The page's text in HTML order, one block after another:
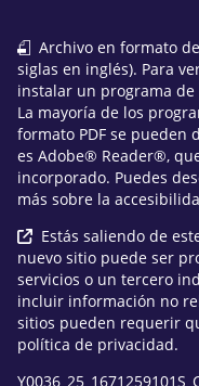
Archivo en formato
siglas en inglés). Para
instalar un programa de
La mayoría de los
formato PDF se pueden
es Adobe® Reader®,
incorporado. Puedes
más sobre la
Estás saliendo de
nuevo sitio puede ser
servicios o un tercero
incluir información no
sitios pueden requerir
política de privacidad.